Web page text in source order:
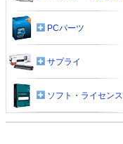
PCパーツ
サプライ
ソフト・ライセンス